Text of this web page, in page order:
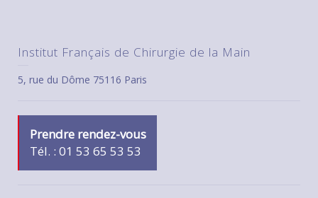
Institut Français de Chirurgie de la Main
5, rue du Dôme 75116 Paris
Prendre rendez-vous
Tél. : 01 53 65 53 53